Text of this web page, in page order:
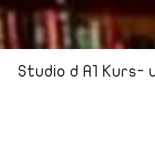
Studio d A1 Kurs-